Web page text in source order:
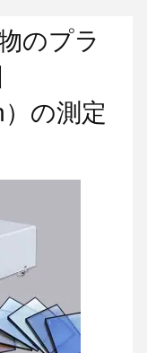
のプラ
）の測定